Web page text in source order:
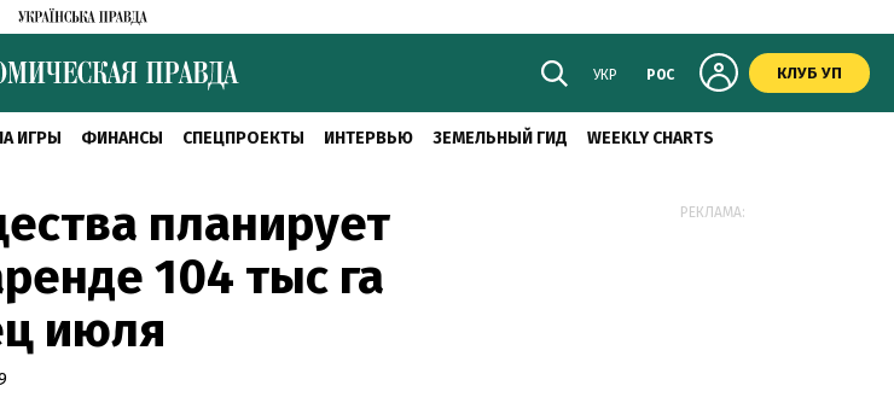
УКР РОС КЛУБ УП
ИГРЫ ФИНАНСЫ СПЕЦПРОЕКТЫ ИНТЕРВЬЮ ЗЕМЕЛЬНЫЙ ГИД WEEKLY CHARTS
планирует
104 тыс га
июля
РЕКЛАМА: